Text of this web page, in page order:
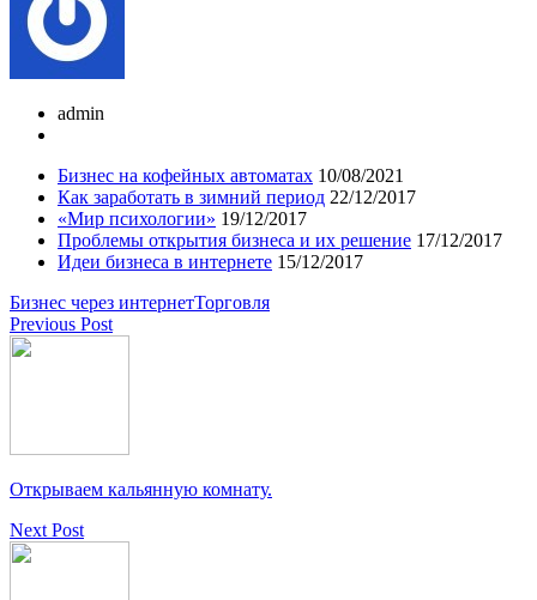
admin
Бизнес на кофейных автоматах 10/08/2021
Как заработать в зимний период 22/12/2017
«Мир психологии» 19/12/2017
Проблемы открытия бизнеса и их решение 17/12/2017
Идеи бизнеса в интернете 15/12/2017
Бизнес через интернетТорговля
Previous Post
Открываем кальянную комнату.
Next Post